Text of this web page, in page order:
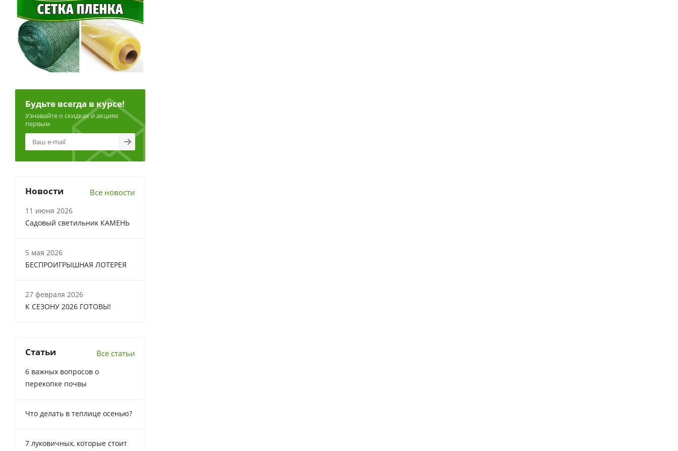
Будьте всегда в курсе!
Узнавайте о скидках и акциях
первым
Новости Все новости
11 июня 2026
Садовый светильник КАМЕНЬ
5 мая 2026
БЕСПРОИГРЫШНАЯ ЛОТЕРЕЯ
27 февраля 2026
К СЕЗОНУ 2026 ГОТОВЫ!
Статьи Все статьи
6 важных вопросов о
перекопке почвы
Что делать в теплице осенью?
7 луковичных, которые стоит